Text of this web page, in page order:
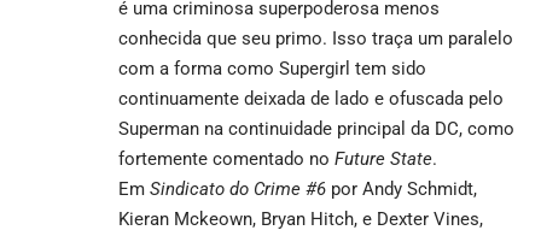
é uma criminosa superpoderosa menos
conhecida que seu primo. Isso traça um paralelo
com a forma como Supergirl tem sido
continuamente deixada de lado e ofuscada pelo
Superman na continuidade principal da DC, como
fortemente comentado no Future State.
Em Sindicato do Crime #6 por Andy Schmidt,
Kieran Mckeown, Bryan Hitch, e Dexter Vines,